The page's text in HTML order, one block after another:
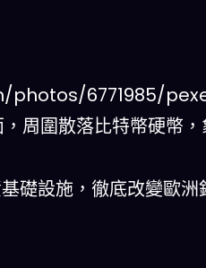
6771985/
周圍散落比特幣硬幣
設施，徹底改變歐洲